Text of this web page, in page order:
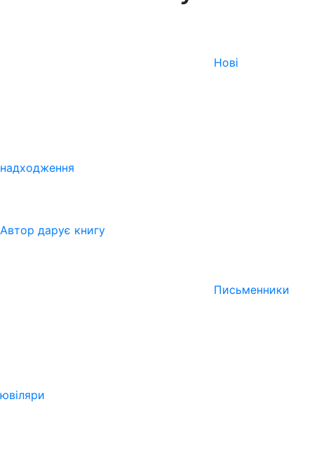
Нові
надходження
Автор дарує книгу
Письменники
ювіляри